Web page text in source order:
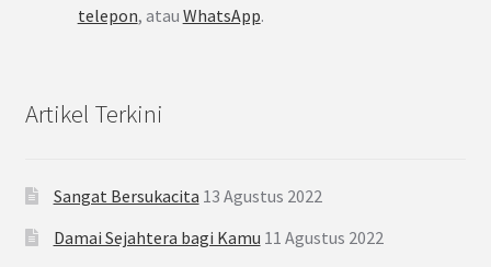
telepon, atau WhatsApp.
Artikel Terkini
Sangat Bersukacita 13 Agustus 2022
Damai Sejahtera bagi Kamu 11 Agustus 2022